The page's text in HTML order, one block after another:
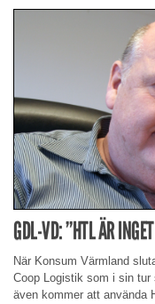
GDL-VD: ”HTL ÄR
När Konsum Värmland
Coop Logistik som i sin tur
även kommer att använda